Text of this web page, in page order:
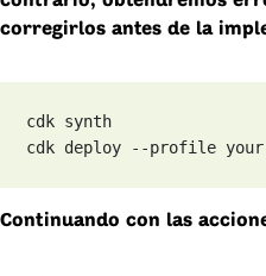
corregirlos antes de la
cdk synth
cdk deploy --profile
Continuando con las